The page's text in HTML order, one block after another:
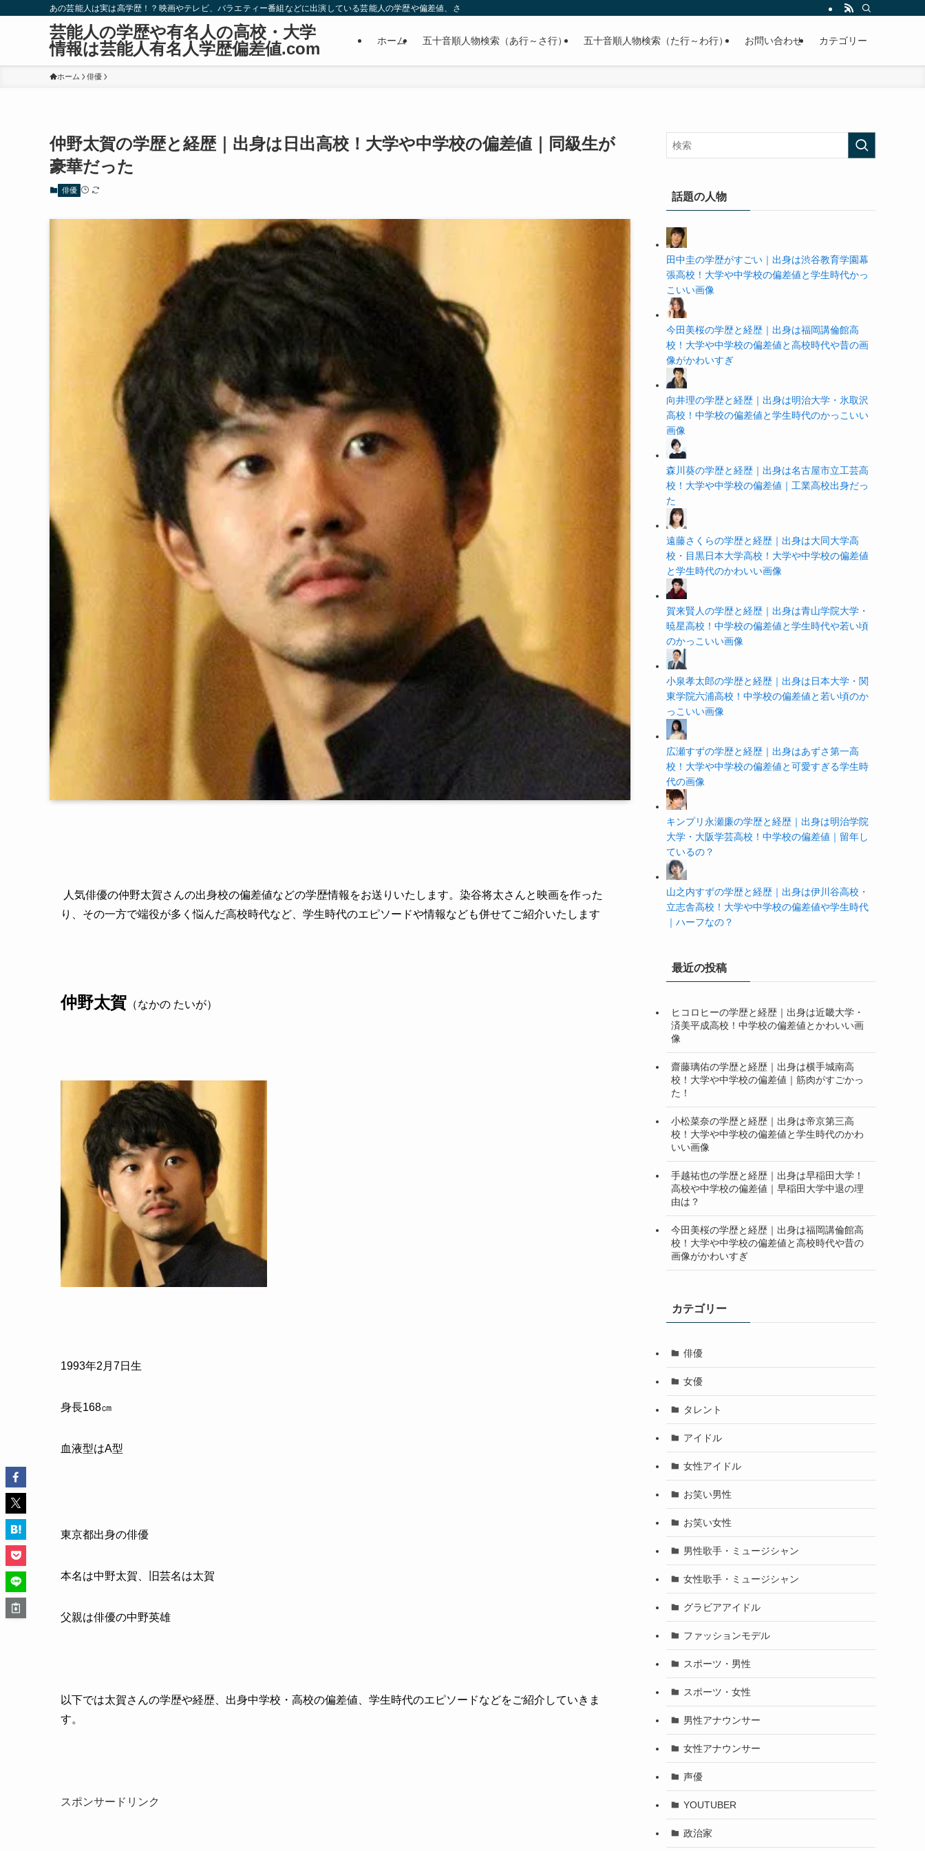
あの芸能人は実は高学歴！？映画やテレビ、バラエティー番組などに出演している芸能人の学歴や偏差値、さらに政治家やスポーツ選手などの有名人の学歴や高校・大学の偏差値まで紹介していきます。
芸能人の学歴や有名人の高校・大学
情報は芸能人有名人学歴偏差値.com
ホーム 五十音順人物検索（あ行～さ行） 五十音順人物検索（た行～わ行） お問い合わせ カテゴリー
ホーム 俳優
仲野太賀の学歴と経歴｜出身は日出高校！大学や中学校の偏差値｜同級生が
豪華だった
俳優
人気俳優の仲野太賀さんの出身校の偏差値などの学歴情報をお送りいたします。染谷将太さんと映画を作った
り、その一方で端役が多く悩んだ高校時代など、学生時代のエピソードや情報なども併せてご紹介いたします
仲野太賀 （なかの たいが）
1993年2 月 7日生
身長168㎝
血液型はA型
東京都出身の俳優
本名は中野太賀、旧芸名は太賀
父親は俳優の中野英雄
以下では太賀さんの学歴や経歴、出身中学校・高校の偏差値、学生時代のエピソードなどをご紹介していきま
す。
スポンサードリンク
話題の人物
田中圭の学歴がすごい｜出身は渋谷教育学園幕
張高校！大学や中学校の偏差値と学生時代かっ
こいい画像
今田美桜の学歴と経歴｜出身は福岡講倫館高
校！大学や中学校の偏差値と高校時代や昔の画
像がかわいすぎ
向井理の学歴と経歴｜出身は明治大学・氷取沢
高校！中学校の偏差値と学生時代のかっこいい
画像
森川葵の学歴と経歴｜出身は名古屋市立工芸高
校！大学や中学校の偏差値｜工業高校出身だっ
た
遠藤さくらの学歴と経歴｜出身は大同大学高
校・目黒日本大学高校！大学や中学校の偏差値
と学生時代のかわいい画像
賀来賢人の学歴と経歴｜出身は青山学院大学・
暁星高校！中学校の偏差値と学生時代や若い頃
のかっこいい画像
小泉孝太郎の学歴と経歴｜出身は日本大学・関
東学院六浦高校！中学校の偏差値と若い頃のか
っこいい画像
広瀬すずの学歴と経歴｜出身はあずさ第一高
校！大学や中学校の偏差値と可愛すぎる学生時
代の画像
キンプリ永瀬廉の学歴と経歴｜出身は明治学院
大学・大阪学芸高校！中学校の偏差値｜留年し
ているの？
山之内すずの学歴と経歴｜出身は伊川谷高校・
立志舎高校！大学や中学校の偏差値や学生時代
｜ハーフなの？
最近の投稿
ヒコロヒーの学歴と経歴｜出身は近畿大学・
済美平成高校！中学校の偏差値とかわいい画
像
齋藤璃佑の学歴と経歴｜出身は横手城南高
校！大学や中学校の偏差値｜筋肉がすごかっ
た！
小松菜奈の学歴と経歴｜出身は帝京第三高
校！大学や中学校の偏差値と学生時代のかわ
いい画像
手越祐也の学歴と経歴｜出身は早稲田大学！
高校や中学校の偏差値｜早稲田大学中退の理
由は？
今田美桜の学歴と経歴｜出身は福岡講倫館高
校！大学や中学校の偏差値と高校時代や昔の
画像がかわいすぎ
カテゴリー
俳優
女優
タレント
アイドル
女性アイドル
お笑い男性
お笑い女性
男性歌手・ミュージシャン
女性歌手・ミュージシャン
グラビアアイドル
ファッションモデル
スポーツ・男性
スポーツ・女性
男性アナウンサー
女性アナウンサー
声優
YOUTUBER
政治家